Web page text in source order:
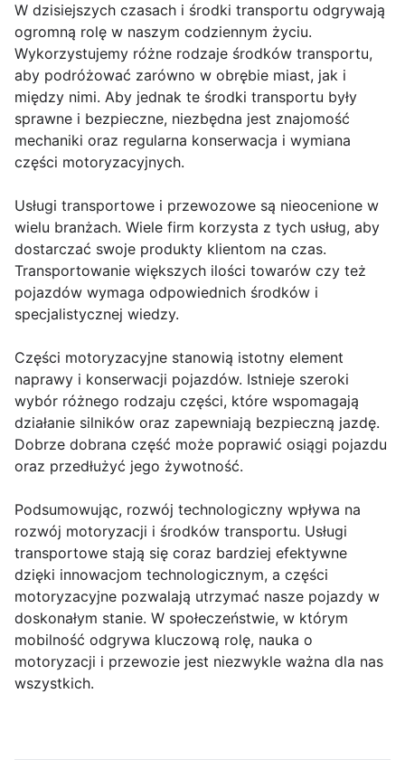
W dzisiejszych czasach i środki transportu odgrywają
ogromną rolę w naszym codziennym życiu.
Wykorzystujemy różne rodzaje środków transportu,
aby podróżować zarówno w obrębie miast, jak i
między nimi. Aby jednak te środki transportu były
sprawne i bezpieczne, niezbędna jest znajomość
mechaniki oraz regularna konserwacja i wymiana
części motoryzacyjnych.
Usługi transportowe i przewozowe są nieocenione w
wielu branżach. Wiele firm korzysta z tych usług, aby
dostarczać swoje produkty klientom na czas.
Transportowanie większych ilości towarów czy też
pojazdów wymaga odpowiednich środków i
specjalistycznej wiedzy.
Części motoryzacyjne stanowią istotny element
naprawy i konserwacji pojazdów. Istnieje szeroki
wybór różnego rodzaju części, które wspomagają
działanie silników oraz zapewniają bezpieczną jazdę.
Dobrze dobrana część może poprawić osiągi pojazdu
oraz przedłużyć jego żywotność.
Podsumowując, rozwój technologiczny wpływa na
rozwój motoryzacji i środków transportu. Usługi
transportowe stają się coraz bardziej efektywne
dzięki innowacjom technologicznym, a części
motoryzacyjne pozwalają utrzymać nasze pojazdy w
doskonałym stanie. W społeczeństwie, w którym
mobilność odgrywa kluczową rolę, nauka o
motoryzacji i przewozie jest niezwykle ważna dla nas
wszystkich.